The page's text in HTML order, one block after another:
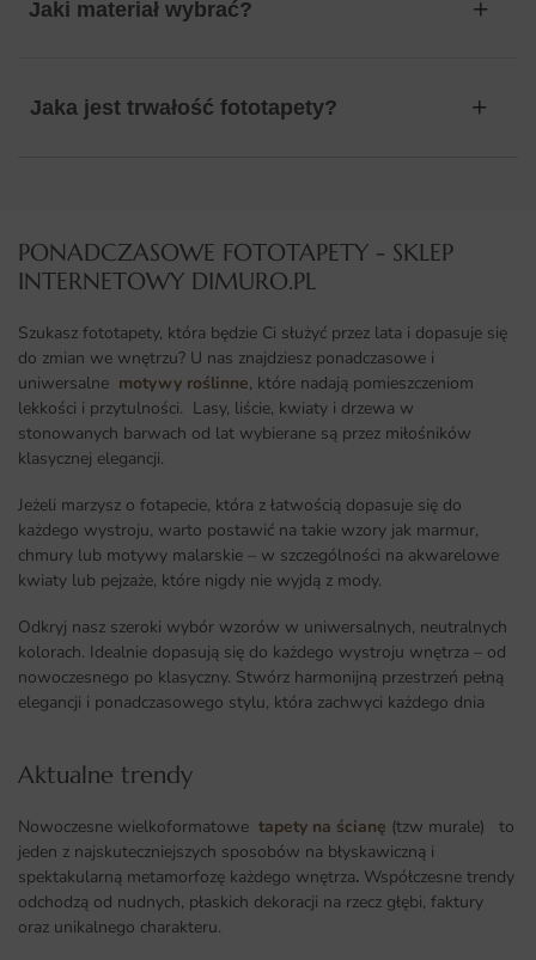
Jaki materiał wybrać?
Jaka jest trwałość fototapety?
PONADCZASOWE FOTOTAPETY - SKLEP
INTERNETOWY DIMURO.PL​
Szukasz fototapety, która będzie Ci służyć przez lata i dopasuje się
do zmian we wnętrzu? U nas znajdziesz ponadczasowe i
uniwersalne motywy roślinne, które nadają pomieszczeniom
lekkości i przytulności. Lasy, liście, kwiaty i drzewa w
stonowanych barwach od lat wybierane są przez miłośników
klasycznej elegancji.
Jeżeli marzysz o fotapecie, która z łatwością dopasuje się do
każdego wystroju, warto postawić na takie wzory jak marmur,
chmury lub motywy malarskie – w szczególności na akwarelowe
kwiaty lub pejzaże, które nigdy nie wyjdą z mody.
Odkryj nasz szeroki wybór wzorów w uniwersalnych, neutralnych
kolorach. Idealnie dopasują się do każdego wystroju wnętrza – od
nowoczesnego po klasyczny. Stwórz harmonijną przestrzeń pełną
elegancji i ponadczasowego stylu, która zachwyci każdego dnia
Aktualne trendy​
Nowoczesne wielkoformatowe tapety na ścianę (tzw murale) to
jeden z najskuteczniejszych sposobów na błyskawiczną i
spektakularną metamorfozę każdego wnętrza. Współczesne trendy
odchodzą od nudnych, płaskich dekoracji na rzecz głębi, faktury
oraz unikalnego charakteru.